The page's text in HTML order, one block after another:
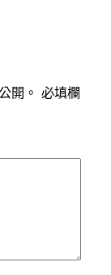
開。 必填欄